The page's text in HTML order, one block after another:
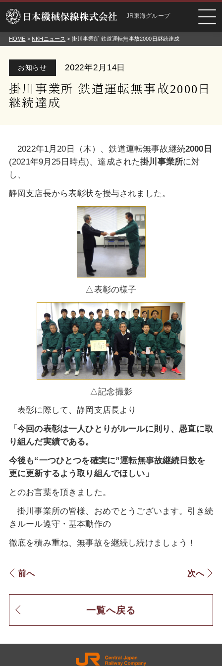
JR東海グループ
HOME > NKHニュース > 掛川事業所 鉄道運転無事故2000日継続達成
お知らせ 2022年2月14日
掛川事業所 鉄道運転無事故2000日
継続達成
2022年1月20日（木）、鉄道運転無事故継続2000 日
(2021年9月25日時点)、達成された掛川事業所に対
し、
静岡支店長から表彰状を授与されました。
△表彰の様子
△記念撮影
表彰に際して、静岡支店長より
「今回の表彰は一人ひとりがルールに則り、愚直に取
り組んだ実績である。
今後も“一つひとつを確実に”運転無事故継続日数を
更に更新するよう取り組んでほしい」
とのお言葉を頂きました。
掛川事業所の皆様、おめでとうございます。引き続
きルール遵守・基本動作の
徹底を積み重ね、無事故を継続し続けましょう！
前へ 次へ
一覧へ戻る